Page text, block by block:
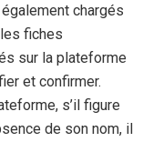
chargés
fiches
sur la plateforme
et confirmer.
s’il figure
de son nom, il